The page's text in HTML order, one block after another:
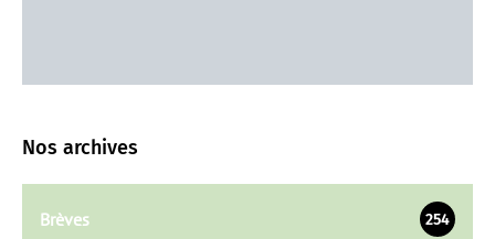
Nos archives
Brèves 254